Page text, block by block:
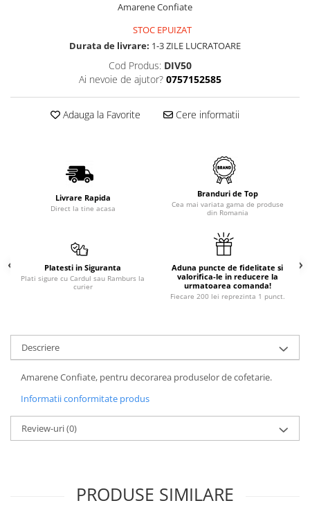
Amarene Confiate
STOC EPUIZAT
Durata de livrare: 1-3 ZILE LUCRATOARE
Cod Produs: DIV50
Ai nevoie de ajutor? 0757152585
Adauga la Favorite Cere informatii
Livrare Rapida
Direct la tine acasa
Branduri de Top
Cea mai variata gama de produse
din Romania
Platesti in Siguranta
Plati sigure cu Cardul sau Ramburs la
curier
Aduna puncte de fidelitate si
valorifica-le in reducere la
urmatoarea comanda!
Fiecare 200 lei reprezinta 1 punct.
Descriere
Amarene Confiate, pentru decorarea produselor de cofetarie.
Informatii conformitate produs
Review-uri(0)
PRODUSE SIMILARE